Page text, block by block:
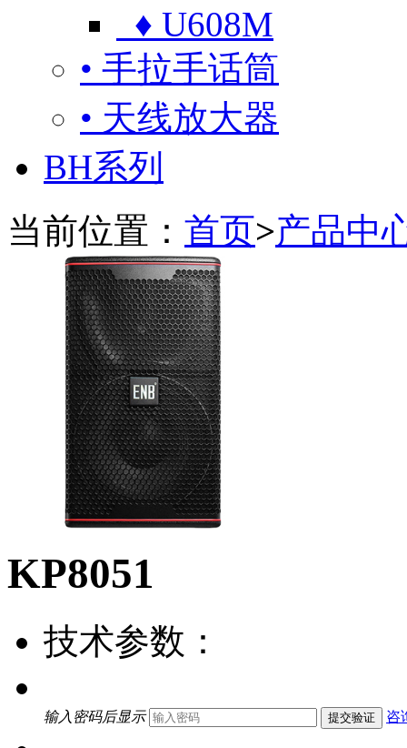
♦ U608M
• 手拉手话筒
• 天线放大器
BH系列
当前位置： 首页>产品中
KP8051
技术参数：
输入密码后显示 提交验证 咨